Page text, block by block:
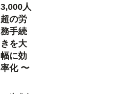
3,000人
超の労
務手続
きを大
幅に効
率化 〜